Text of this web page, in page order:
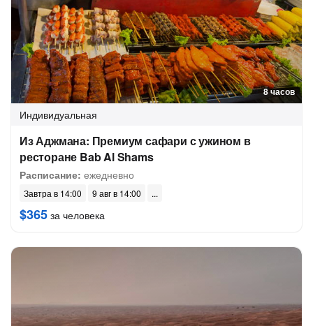
8 часов
Индивидуальная
Из Аджмана: Премиум сафари с ужином в
ресторане Bab Al Shams
Расписание: ежедневно
Завтра в 14:00 9 авг в 14:00
$365 за человека